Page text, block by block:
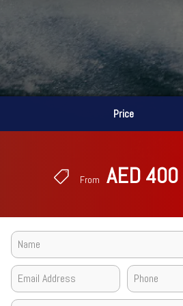
Price
From AED 400
Price
From AED 400